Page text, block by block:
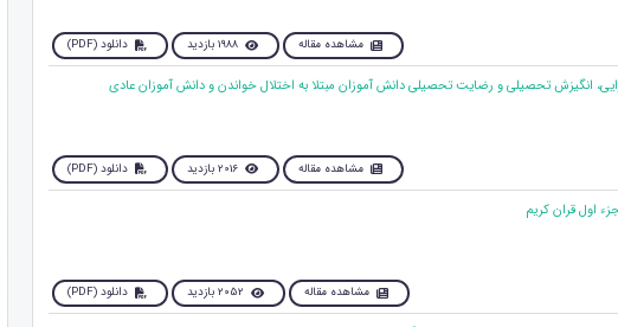
مشاهده مقاله 1988 بازدید دانلود (PDF)
مشاهده مقاله 2016 بازدید دانلود (PDF)
مشاهده مقاله 2052 بازدید دانلود (PDF)